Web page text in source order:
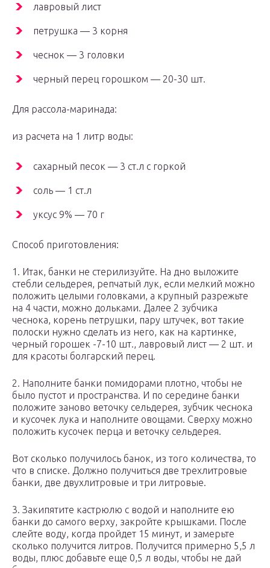
лавровый лист
петрушка — 3 корня
чеснок — 3 головки
черный перец горошком — 20-30 шт.
Для рассола-маринада:
из расчета на 1 литр воды:
сахарный песок — 3 ст.л с горкой
соль — 1 ст.л
уксус 9% — 70 г
Способ приготовления:
1. Итак, банки не стерилизуйте. На дно выложите
стебли сельдерея, репчатый лук, если мелкий можно
положить целыми головками, а крупный разрежьте
на 4 части, можно дольками. Далее 2 зубчика
чеснока, корень петрушки, пару штучек, вот такие
полоски нужно сделать из него, как на картинке,
черный горошек -7-10 шт., лавровый лист — 2 шт. и
для красоты болгарский перец.
2. Наполните банки помидорами плотно, чтобы не
было пустот и пространства. И по середине банки
положите заново веточку сельдерея, зубчик чеснока
и кусочек лука и наполните овощами. Сверху можно
положить кусочек перца и веточку сельдерея.
Вот сколько получилось банок, из того количества, то
что в списке. Должно получиться две трехлитровые
банки, две двухлитровые и три литровые.
3. Закипятите кастрюлю с водой и наполните ею
банки до самого верху, закройте крышками. После
слейте воду, когда пройдет 15 минут, и замерьте
сколько получится литров. Получится примерно 5,5 л
воды, плюс добавьте еще 0,5 л воды, чтобы не дай